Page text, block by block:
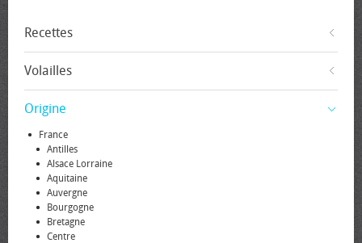
Recettes
Volailles
Origine
France
Antilles
Alsace Lorraine
Aquitaine
Auvergne
Bourgogne
Bretagne
Centre